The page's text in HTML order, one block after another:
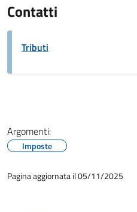
Contatti
Tributi
Argomenti:
Imposte
Pagina aggiornata il 05/11/2025